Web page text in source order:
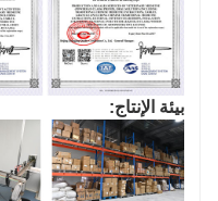
بيئة الإنتاج: